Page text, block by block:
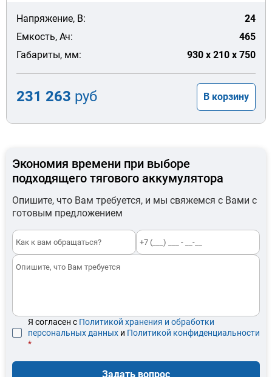
Напряжение, В:
24
Емкость, Ач:
465
Габариты, мм:
930 x 210 x 750
231 263 руб В корзину
Экономия времени при выборе
подходящего тягового аккумулятора
Опишите, что Вам требуется, и мы свяжемся с Вами с
готовым предложением
Я согласен с Политикой хранения и обработки
персональных данных и Политикой конфиденциальности
*
Задать вопрос